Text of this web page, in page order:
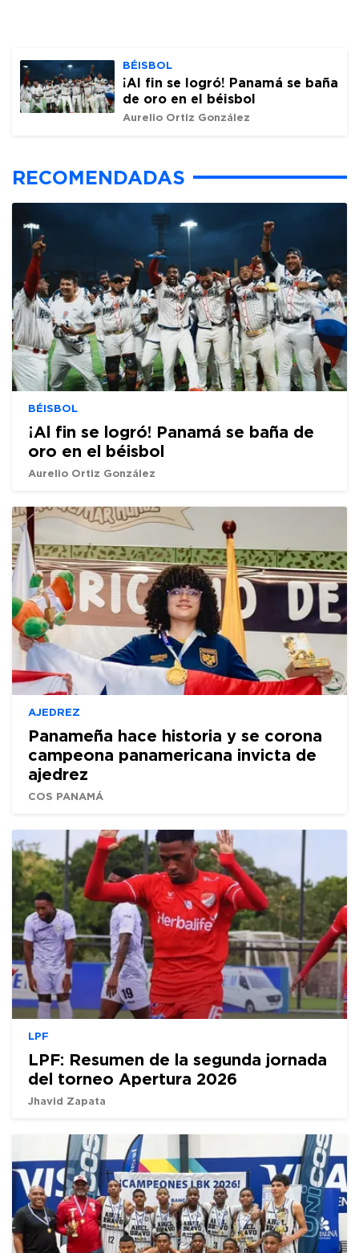
BÉISBOL
¡Al fin se logró! Panamá se baña
de oro en el béisbol
Aurelio Ortiz González
RECOMENDADAS
BÉISBOL
¡Al fin se logró! Panamá se baña de
oro en el béisbol
Aurelio Ortiz González
AJEDREZ
Panameña hace historia y se corona
campeona panamericana invicta de
ajedrez
COS PANAMÁ
LPF
LPF: Resumen de la segunda jornada
del torneo Apertura 2026
Jhavid Zapata